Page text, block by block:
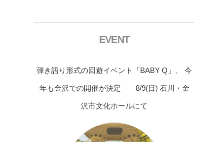
EVENT
弾き語り形式の回遊イベント「BABY Q」、 今
年も金沢での開催が決定 8/9(日) 石川・金
沢市文化ホールにて